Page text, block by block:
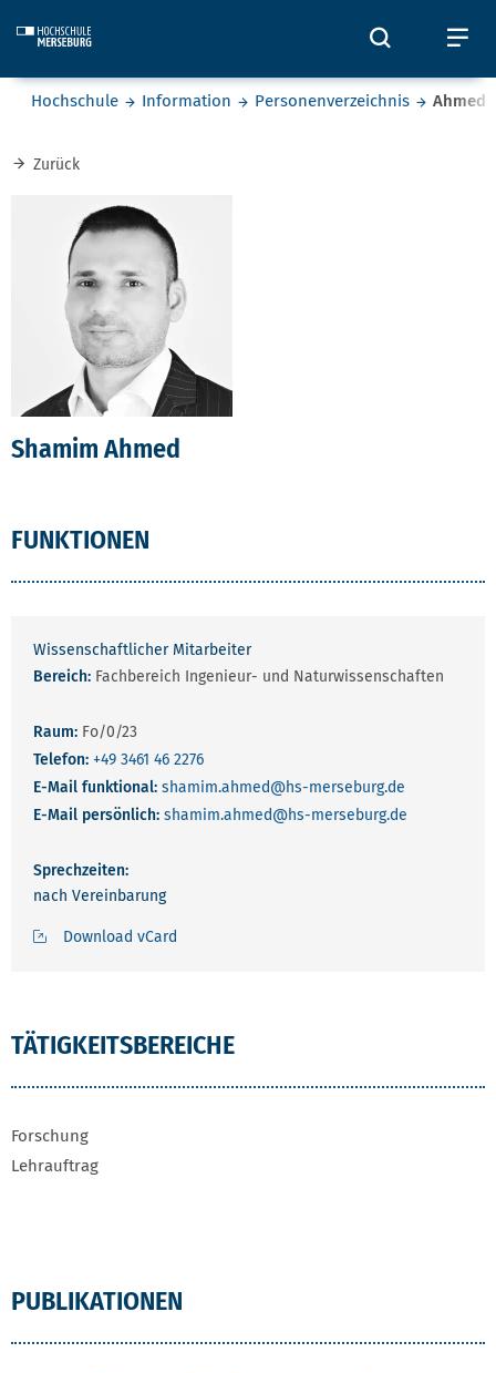
Öffnet
Sie befinden sich hier:
Hochschule Information Personenverzeichnis Ahmed
Zurück
Shamim Ahmed
FUNKTIONEN
Wissenschaftlicher Mitarbeiter
Bereich: Fachbereich Ingenieur- und Naturwissenschaften
Raum: Fo/0/23
Telefon: +49 3461 46 2276
E-Mail funktional: shamim.ahmed@hs-merseburg.de
E-Mail persönlich: shamim.ahmed@hs-merseburg.de
Sprechzeiten:
nach Vereinbarung
Download vCard
TÄTIGKEITSBEREICHE
Forschung
Lehrauftrag
PUBLIKATIONEN